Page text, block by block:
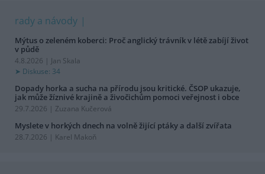
rady a návody
Mýtus o zeleném koberci: Proč anglický trávník v létě zabíjí život
v půdě
4.8.2026 | Jan Skala
Diskuse: 34
Dopady horka a sucha na přírodu jsou kritické. ČSOP ukazuje,
jak může žíznivé krajině a živočichům pomoci veřejnost i obce
29.7.2026 | Zuzana Kučerová
Myslete v horkých dnech na volně žijící ptáky a další zvířata
28.7.2026 | Karel Makoň